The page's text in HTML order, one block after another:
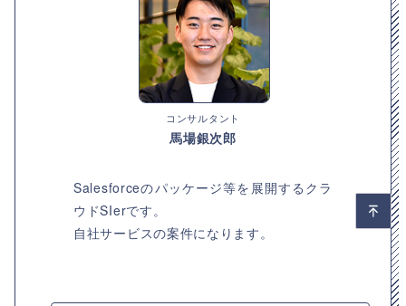
コンサルタント
馬場銀次郎
Salesforceのパッケージ等を展開するクラ
ウドSIerです。
自社サービスの案件になります。